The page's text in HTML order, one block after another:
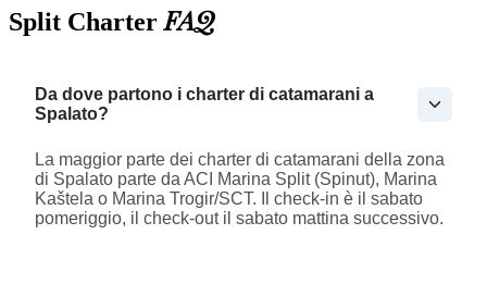
Split CharterFAQ
Da dove partono i charter di catamarani a
Spalato?
La maggior parte dei charter di catamarani della zona
di Spalato parte da ACI Marina Split (Spinut), Marina
Kaštela o Marina Trogir/SCT. Il check-in è il sabato
pomeriggio, il check-out il sabato mattina successivo.